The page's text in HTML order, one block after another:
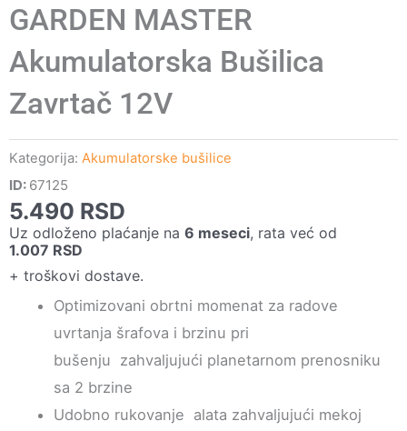
GARDEN MASTER
Akumulatorska Bušilica
Zavrtač 12V
Kategorija: Akumulatorske bušilice
ID: 67125
5.490 RSD
Uz odloženo plaćanje na 6 meseci, rata već od
1.007 RSD
+ troškovi dostave.
Optimizovani obrtni momenat za radove
uvrtanja šrafova i brzinu pri
bušenju zahvaljujući planetarnom prenosniku
sa 2 brzine
Udobno rukovanje alata zahvaljujući mekoj